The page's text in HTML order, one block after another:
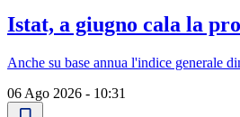
Istat, a giugno cala la
Anche su base annua l'indice generale
06 Ago 2026 - 10:31